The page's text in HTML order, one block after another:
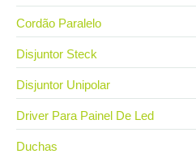
Cordão Paralelo
Disjuntor Steck
Disjuntor Unipolar
Driver Para Painel De Led
Duchas